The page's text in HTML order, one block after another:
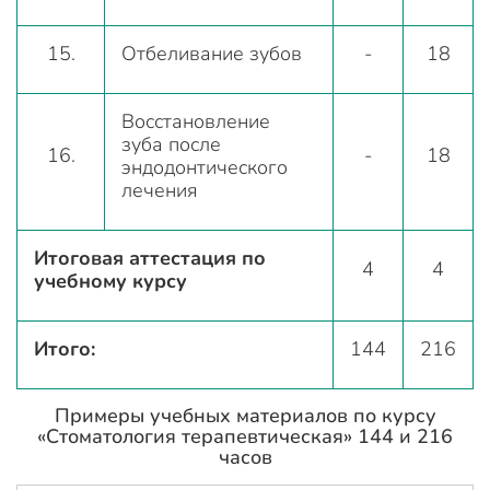
15. Отбеливание зубов - 18
16.
Восстановление
зуба после
эндодонтического
лечения
- 18
Итоговая аттестация по
учебному курсу
4 4
Итого: 144 216
Примеры учебных материалов по курсу
«Стоматология терапевтическая» 144 и 216
часов